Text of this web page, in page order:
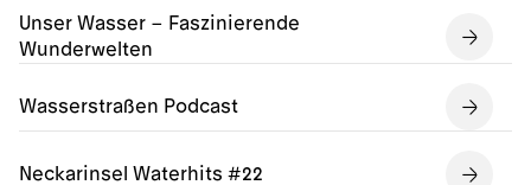
Unser Wasser – Faszinierende
Wunderwelten
Wasserstraßen Podcast
Neckarinsel Waterhits #22